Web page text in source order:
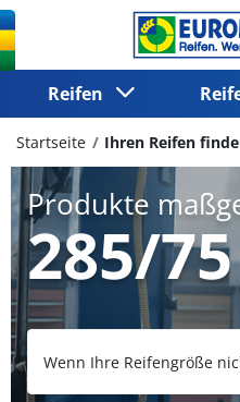
Reifen
Startseite Ihren Reifen
Produkte
285/
Wenn Ihre Reifengröße